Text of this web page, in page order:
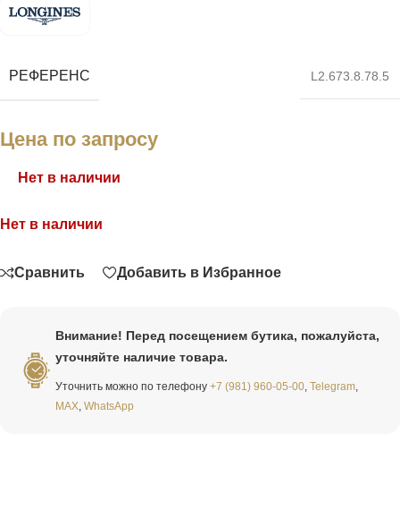
РЕФЕРЕНС L2.673.8.78.5
Цена по запросу
Нет в наличии
Нет в наличии
Сравнить Добавить в Избранное
Внимание! Перед посещением бутика, пожалуйста,
уточняйте наличие товара.
Уточнить можно по телефону +7 (981) 960-05-00 Telegram
MAX WhatsApp